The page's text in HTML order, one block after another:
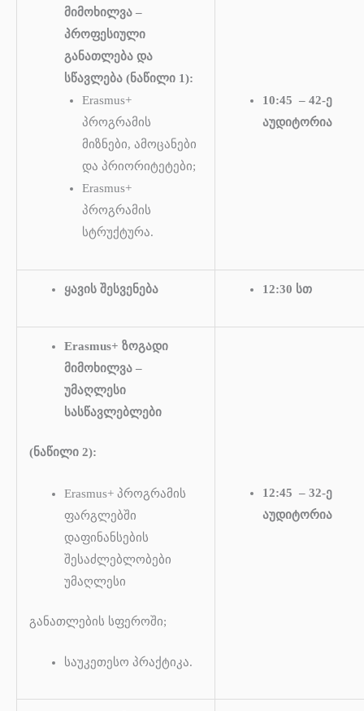
მიმოხილვა –
პროფესიული
განათლება და
სწავლება (ნაწილი 1):
Erasmus+
პროგრამის
მიზნები, ამოცანები
და პრიორიტეტები;
Erasmus+
პროგრამის
სტრუქტურა.
10:45 – 42-ე
აუდიტორია
ყავის შესვენება 12:30 სთ
Erasmus+ ზოგადი
მიმოხილვა –
უმაღლესი
სასწავლებლები
(ნაწილი 2):
Erasmus+ პროგრამის
ფარგლებში
დაფინანსების
შესაძლებლობები
უმაღლესი
განათლების სფეროში;
საუკეთესო პრაქტიკა.
12:45 – 32-ე
აუდიტორია